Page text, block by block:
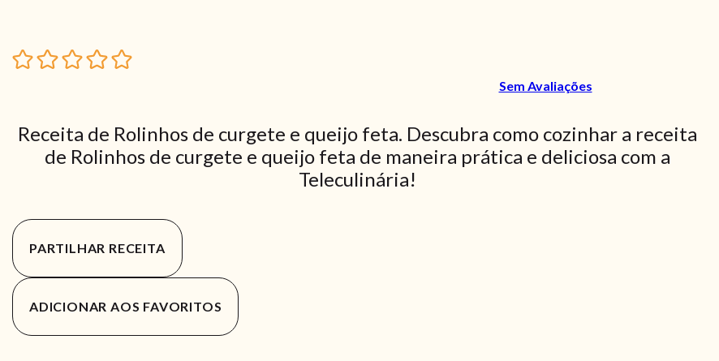
Sem Avaliações
Receita de Rolinhos de curgete e queijo feta. Descubra como cozinhar a receita
de Rolinhos de curgete e queijo feta de maneira prática e deliciosa com a
Teleculinária!
PARTILHAR RECEITA
ADICIONAR AOS FAVORITOS